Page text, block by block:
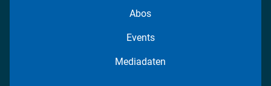
Abos
Events
Mediadaten